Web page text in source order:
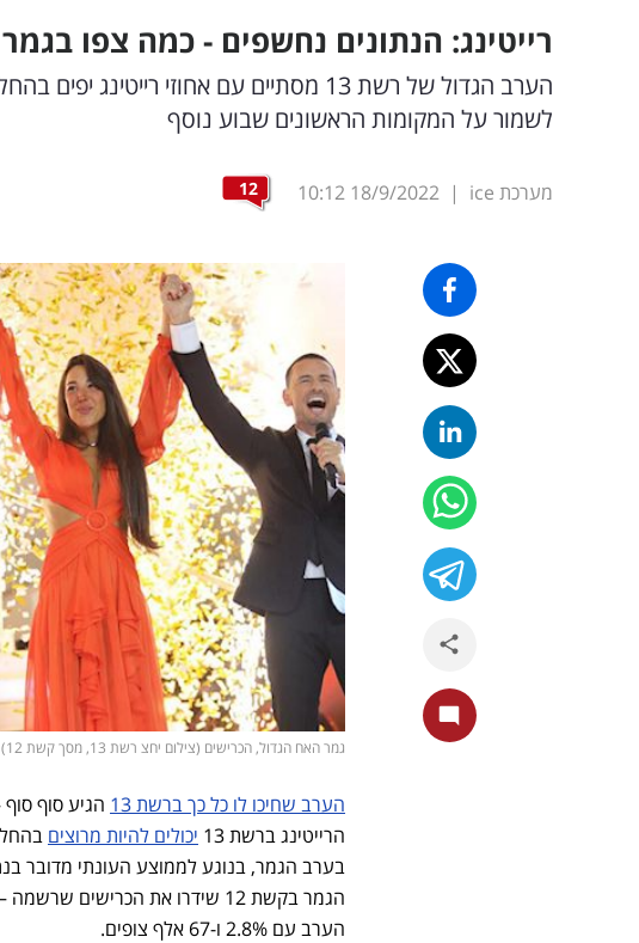
רייטינג: הנתונים נחשפים - כמה צפו
לשמור על המקומות הראשונים שבוע נוסף
מערכת ice |
18/9/2022
10:12
12
גמר האח הגדול, הכרישים (צילום יחצ רשת 13, מסך קשת 12)
הערב שחיכו לו כל כך ברשת 13
הרייטינג ברשת 13
יכולים להיות מרוצים
הערב עם 2.8% ו-67 אלף צופים.